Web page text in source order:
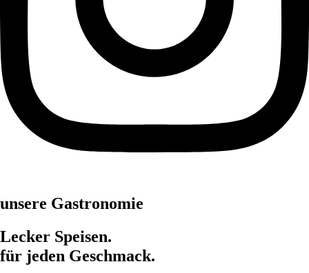
unsere Gastronomie
Lecker Speisen.
für jeden Geschmack.